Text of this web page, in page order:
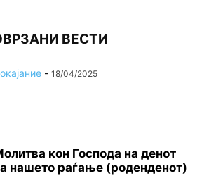
ВЕСТИ
- 18/04/2025
кон Господа на денот
нашето раѓање (роденденот)